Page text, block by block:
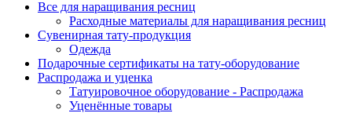
Все для наращивания ресниц
Расходные материалы для наращивания ресниц
Сувенирная тату-продукция
Одежда
Подарочные сертификаты на тату-оборудование
Распродажа и уценка
Татуировочное оборудование - Распродажа
Уценённые товары